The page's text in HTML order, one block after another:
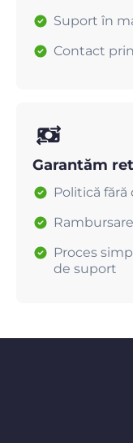
Suport în
Contact
Garantăm
Politică
Proces
de suport